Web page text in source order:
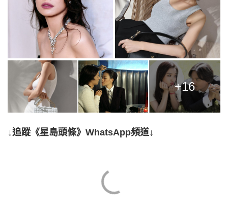
+16
↓追蹤《星島頭條》WhatsApp頻道↓